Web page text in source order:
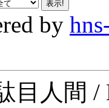
by
目人間 /